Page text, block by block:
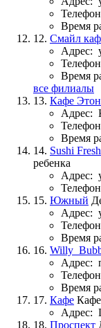
Время
12. Смайл
Адрес:
Время
все филиалы
13. Кафе Этон
Адрес:
Время
14. Sushi Fresh
ребенка
Адрес:
15. Южный
Адрес:
Время
16.
Адрес:
Время
17. Кафе
Адрес:
18. Проспект